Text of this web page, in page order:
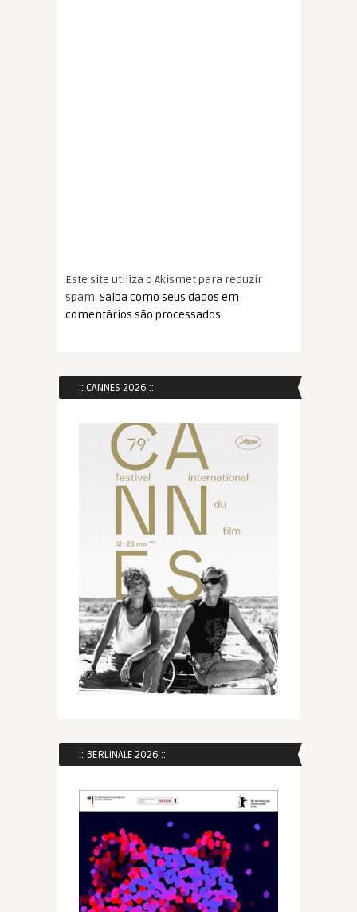
Este site utiliza o Akismet para reduzir
spam. Saiba como seus dados em
comentários são processados.
:: CANNES 2026 ::
:: BERLINALE 2026 ::